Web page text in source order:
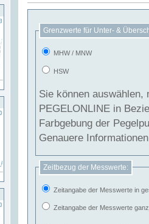
Grenzwerte für Unter- &
MHW / MNW
HSW
Sie können
PEGELONLINE in Beziehung
Farbgebung der
Genauere
Zeitbezug der Messwerte:
Zeitangabe der Messwerte in
Zeitangabe der Messwerte